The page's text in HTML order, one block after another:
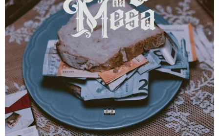
d
r
e
a
d
t
i
m
e